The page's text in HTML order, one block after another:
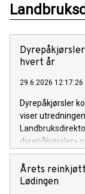
hvert år
29.6.2026 12:17:26
Dyrepåkjørsler
viser
dyrepåkjørsler»
kommunalt
Årets
Lødingen